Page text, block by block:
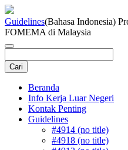
Guidelines(Bahasa Indonesia)
FOMEMA di Malaysia
Beranda
Info Kerja Luar Negeri
Kontak Penting
Guidelines
#4914 (no title)
#4918 (no title)